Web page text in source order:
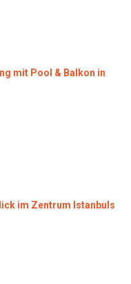
mit Pool & Balkon in
im Zentrum Istanbuls